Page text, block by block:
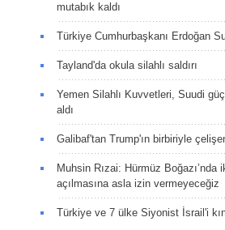
mutabık kaldı
Türkiye Cumhurbaşkanı Erdoğan
Tayland'da okula silahlı saldırı
Yemen Silahlı Kuvvetleri, Suudi
aldı
Galibaf'tan Trump'ın birbiriyle
Muhsin Rızai: Hürmüz Boğazı’nda
açılmasına asla izin vermeyeceğiz
Türkiye ve 7 ülke Siyonist İsrail'i